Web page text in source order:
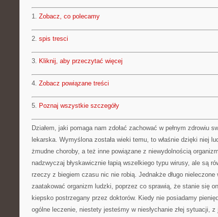
1. Zobacz, co polecamy
2. spis tresci
3. Kliknij, aby przeczytać więcej
4. Zobacz powiązane treści
5. Poznaj wszystkie szczegóły
Działem, jaki pomaga nam zdołać zachować w pełnym zdrowiu
lekarska. Wymyślona została wieki temu, to właśnie dzięki niej
żmudne choroby, a też inne powiązane z niewydolnością
nadzwyczaj błyskawicznie łapią wszelkiego typu wirusy, ale są
rzeczy z biegiem czasu nic nie robią. Jednakże długo
zaatakować organizm ludzki, poprzez co sprawią, że stanie się
kiepsko postrzegany przez doktorów. Kiedy nie posiadamy
ogólne leczenie, niestety jesteśmy w niesłychanie złej sytuacji,